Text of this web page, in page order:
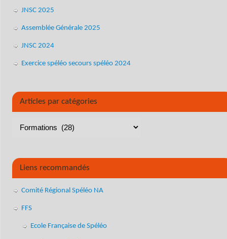
JNSC 2025
Assemblée Générale 2025
JNSC 2024
Exercice spéléo secours spéléo 2024
Articles par catégories
Liens recommandés
Comité Régional Spéléo NA
FFS
Ecole Française de Spéléo